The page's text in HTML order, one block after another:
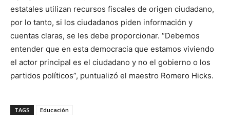
estatales utilizan recursos fiscales de origen ciudadano,
por lo tanto, si los ciudadanos piden información y
cuentas claras, se les debe proporcionar. “Debemos
entender que en esta democracia que estamos viviendo
el actor principal es el ciudadano y no el gobierno o los
partidos políticos”, puntualizó el maestro Romero Hicks.
TAGS Educación